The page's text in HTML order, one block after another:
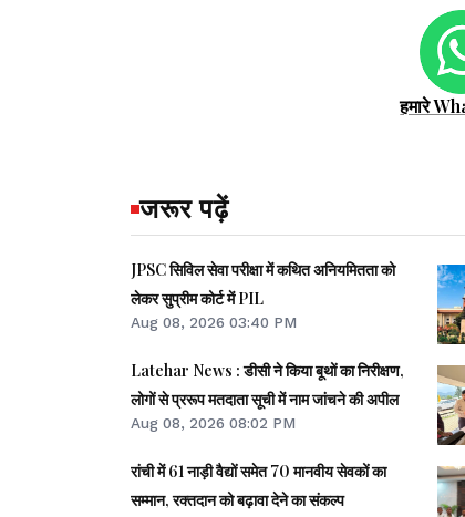
हमारे
जरूर पढ़ें
JPSC सिविल सेवा परीक्षा में कथित अनियमितता को
लेकर सुप्रीम कोर्ट में PIL
Aug 08, 2026 03:40 PM
Latehar News : डीसी ने किया बूथों का निरीक्षण,
लोगों से प्ररूप मतदाता सूची में नाम जांचने की अपील
Aug 08, 2026 08:02 PM
रांची में 61 नाड़ी वैद्यों समेत 70 मानवीय सेवकों का
सम्मान, रक्तदान को बढ़ावा देने का संकल्प